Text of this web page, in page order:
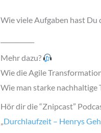
Wie viele Aufgaben hast Du
Mehr dazu?
Wie die Agile
Wie man starke nachhaltige
Hör dir die “Znipcast”
„Durchlaufzeit – Henrys